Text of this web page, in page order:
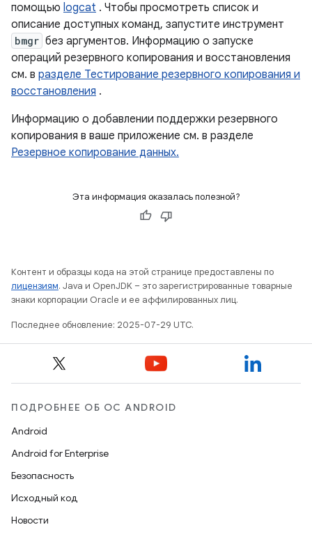
помощью logcat . Чтобы просмотреть список и
описание доступных команд, запустите инструмент
bmgr без аргументов. Информацию о запуске
операций резервного копирования и восстановления
см. в разделе Тестирование резервного копирования и
восстановления .
Информацию о добавлении поддержки резервного
копирования в ваше приложение см. в разделе
Резервное копирование данных.
Эта информация оказалась полезной?
Контент и образцы кода на этой странице предоставлены по
лицензиям. Java и OpenJDK – это зарегистрированные товарные
знаки корпорации Oracle и ее аффилированных лиц.
Последнее обновление: 2025-07-29 UTC.
ПОДРОБНЕЕ ОБ ОС ANDROID
Android
Android for Enterprise
Безопасность
Исходный код
Новости